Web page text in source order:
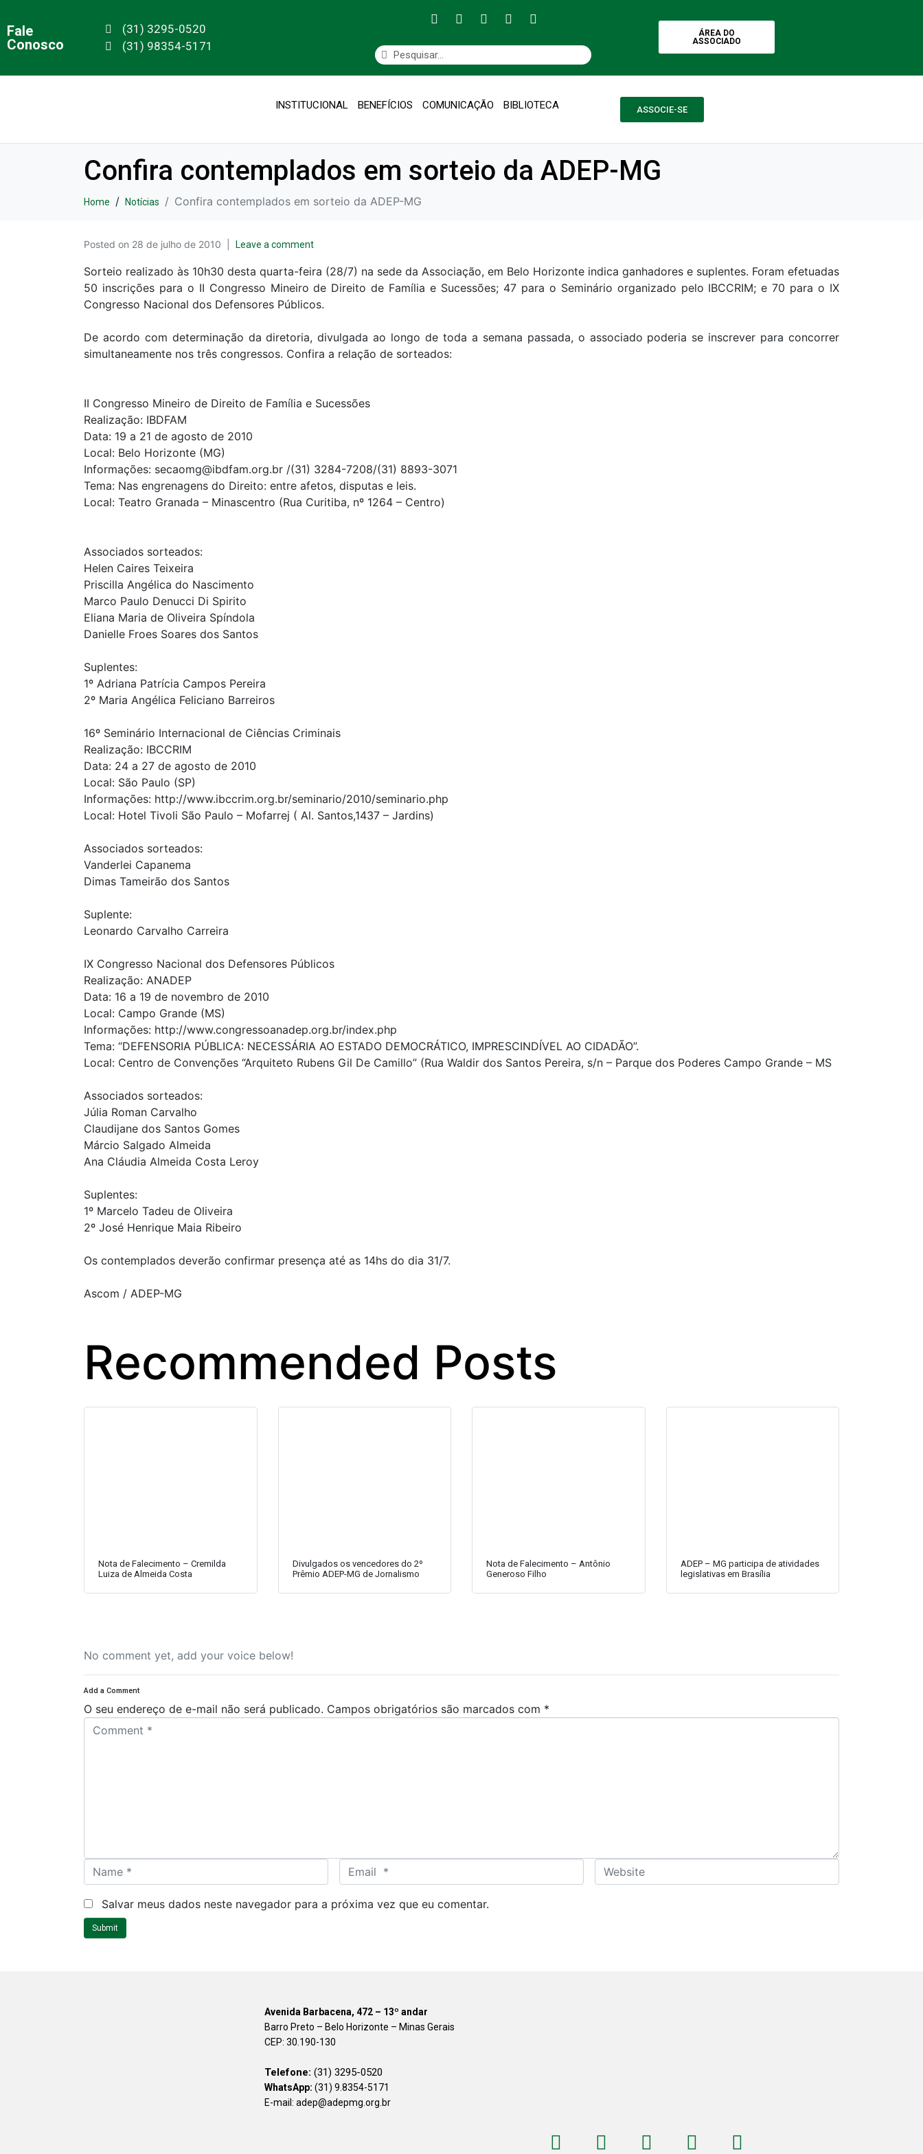
Fale
Conosco
(31) 3295-0520
(31) 98354-5171
ÁREA DO
ASSOCIADO
INSTITUCIONAL BENEFÍCIOS COMUNICAÇÃO BIBLIOTECA ASSOCIE-SE
Confira contemplados em sorteio da ADEP-MG
Home Notícias Confira contemplados em sorteio da ADEP-MG
Posted on 28 de julho de 2010 Leave a comment
Sorteio realizado às 10h30 desta quarta-feira (28/7) na sede da Associação, em Belo Horizonte indica ganhadores e suplentes. Foram efetuadas
50 inscrições para o II Congresso Mineiro de Direito de Família e Sucessões; 47 para o Seminário organizado pelo IBCCRIM; e 70 para o IX
Congresso Nacional dos Defensores Públicos.
De acordo com determinação da diretoria, divulgada ao longo de toda a semana passada, o associado poderia se inscrever para concorrer
simultaneamente nos três congressos. Confira a relação de sorteados:
II Congresso Mineiro de Direito de Família e Sucessões
Realização: IBDFAM
Data: 19 a 21 de agosto de 2010
Local: Belo Horizonte (MG)
Informações: secaomg@ibdfam.org.br /(31) 3284-7208/(31) 8893-3071
Tema: Nas engrenagens do Direito: entre afetos, disputas e leis.
Local: Teatro Granada – Minascentro (Rua Curitiba, nº 1264 – Centro)
Associados sorteados:
Helen Caires Teixeira
Priscilla Angélica do Nascimento
Marco Paulo Denucci Di Spirito
Eliana Maria de Oliveira Spíndola
Danielle Froes Soares dos Santos
Suplentes:
1º Adriana Patrícia Campos Pereira
2º Maria Angélica Feliciano Barreiros
16º Seminário Internacional de Ciências Criminais
Realização: IBCCRIM
Data: 24 a 27 de agosto de 2010
Local: São Paulo (SP)
Informações: http://www.ibccrim.org.br/seminario/2010/seminario.php
Local: Hotel Tivoli São Paulo – Mofarrej ( Al. Santos,1437 – Jardins)
Associados sorteados:
Vanderlei Capanema
Dimas Tameirão dos Santos
Suplente:
Leonardo Carvalho Carreira
IX Congresso Nacional dos Defensores Públicos
Realização: ANADEP
Data: 16 a 19 de novembro de 2010
Local: Campo Grande (MS)
Informações: http://www.congressoanadep.org.br/index.php
Tema: “DEFENSORIA PÚBLICA: NECESSÁRIA AO ESTADO DEMOCRÁTICO, IMPRESCINDÍVEL AO CIDADÃO”.
Local: Centro de Convenções “Arquiteto Rubens Gil De Camillo” (Rua Waldir dos Santos Pereira, s/n – Parque dos Poderes Campo Grande – MS
Associados sorteados:
Júlia Roman Carvalho
Claudijane dos Santos Gomes
Márcio Salgado Almeida
Ana Cláudia Almeida Costa Leroy
Suplentes:
1º Marcelo Tadeu de Oliveira
2º José Henrique Maia Ribeiro
Os contemplados deverão confirmar presença até as 14hs do dia 31/7.
Ascom / ADEP-MG
Recommended Posts
Nota de Falecimento – Cremilda
Luiza de Almeida Costa
Divulgados os vencedores do 2º
Prêmio ADEP-MG de Jornalismo
Nota de Falecimento – Antônio
Generoso Filho
ADEP – MG participa de atividades
legislativas em Brasília
No comment yet, add your voice below!
Add a Comment
O seu endereço de e-mail não será publicado. Campos obrigatórios são marcados com *
a
m
e
m
a
W
e
Salvar meus dados neste navegador para a próxima vez que eu comentar.
Submit
Avenida Barbacena, 472 – 13º andar
Barro Preto – Belo Horizonte – Minas Gerais
CEP: 30.190-130
Telefone: (31) 3295-0520
WhatsApp: (31) 9.8354-5171
E-mail: adep@adepmg.org.br